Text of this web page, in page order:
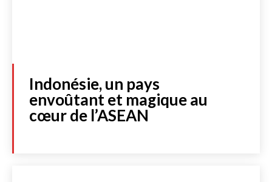
DOSSIERS SPÉCIAUX
FRANCE
Indonésie, un pays
envoûtant et magique au
cœur de l’ASEAN